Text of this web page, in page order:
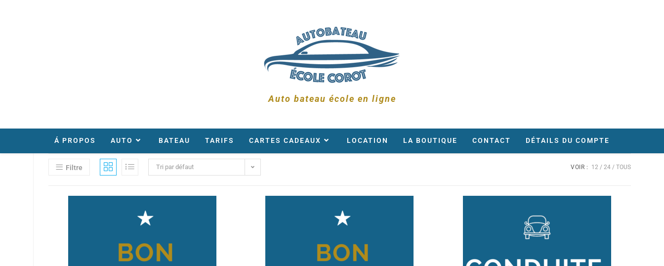
Auto bateau école en ligne
Á PROPOS AUTO BATEAU TARIFS CARTES CADEAUX LOCATION LA BOUTIQUE CONTACT DÉTAILS DU COMPTE
Filtre Tri par défaut VOIR : 12 24 TOUS